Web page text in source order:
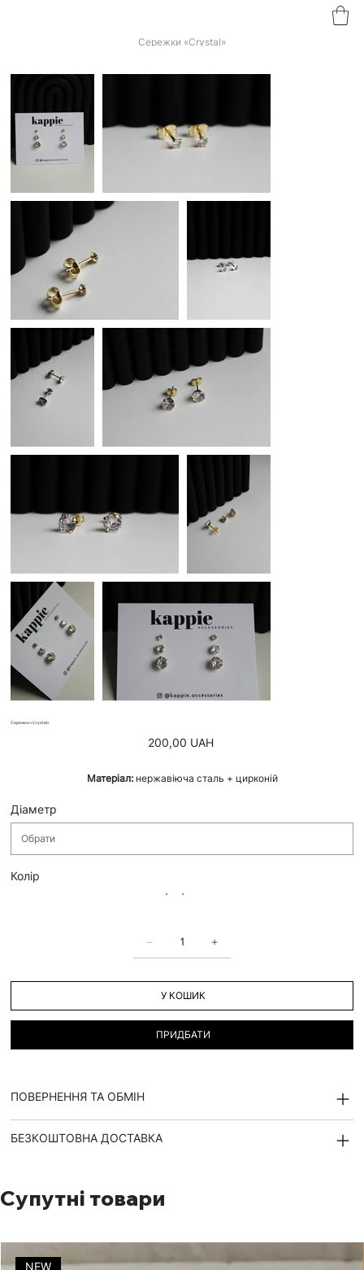
Сережки «Crystal»
Сережки «Crystal»
Ціна
200,00 UAH
Матеріал: нержавіюча сталь + цирконій
Діаметр
Колір
У КОШИК
ПРИДБАТИ
ПОВЕРНЕННЯ ТА ОБМІН
БЕЗКОШТОВНА ДОСТАВКА
Супутні товари
NEW